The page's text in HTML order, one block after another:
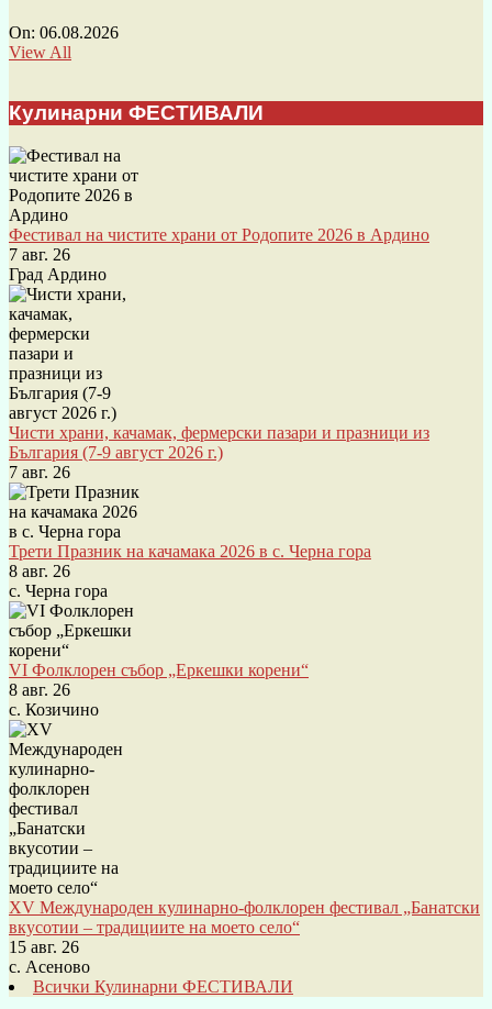
On: 06.08.2026
View All
Кулинарни ФЕСТИВАЛИ
Фестивал на чистите храни от Родопите 2026 в Ардино
7 авг. 26
Град Ардино
Чисти храни, качамак, фермерски пазари и празници из
България (7-9 август 2026 г.)
7 авг. 26
Трети Празник на качамака 2026 в с. Черна гора
8 авг. 26
с. Черна гора
VI Фолклорен събор „Еркешки корени“
8 авг. 26
с. Козичино
XV Международен кулинарно-фолклорен фестивал „Банатски
вкусотии – традициите на моето село“
15 авг. 26
с. Асеново
Всички Кулинарни ФЕСТИВАЛИ